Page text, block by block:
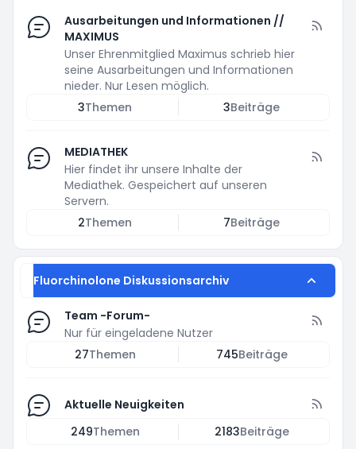
Ausarbeitungen und Informationen //
MAXIMUS
Unser Ehrenmitglied Maximus schrieb hier
seine Ausarbeitungen und Informationen
nieder. Nur Lesen möglich.
3Themen 3Beiträge
MEDIATHEK
Hier findet ihr unsere Inhalte der
Mediathek. Gespeichert auf unseren
Servern.
2Themen 7Beiträge
Fluorchinolone Diskussionsarchiv
Team -Forum-
Nur für eingeladene Nutzer
27Themen 745Beiträge
Aktuelle Neuigkeiten
249Themen 2183Beiträge